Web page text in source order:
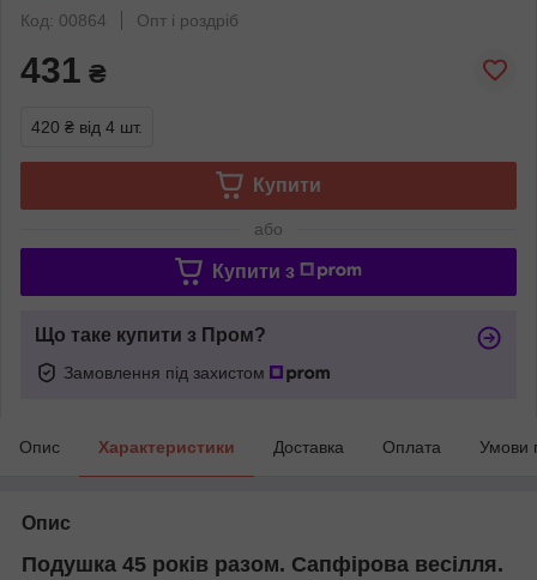
Код: 00864
Опт і роздріб
431 ₴
420 ₴ від 4 шт.
Купити
або
Купити з
Що таке купити з Пром?
Замовлення під захистом
Опис Характеристики Доставка Оплата Умови
Опис
Подушка 45 років разом. Сапфірова весілля.